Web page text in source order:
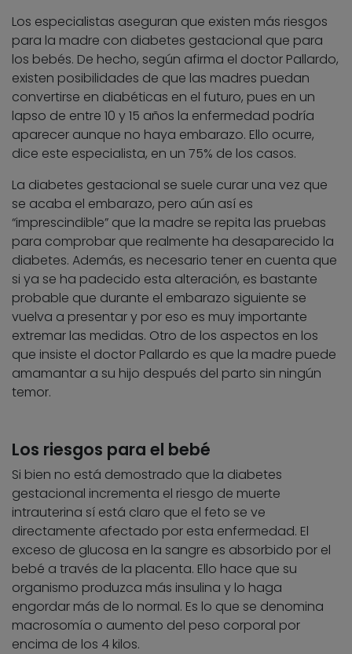
Los especialistas aseguran que existen más riesgos
para la madre con diabetes gestacional que para
los bebés. De hecho, según afirma el doctor Pallardo,
existen posibilidades de que las madres puedan
convertirse en diabéticas en el futuro, pues en un
lapso de entre 10 y 15 años la enfermedad podría
aparecer aunque no haya embarazo. Ello ocurre,
dice este especialista, en un 75% de los casos.
La diabetes gestacional se suele curar una vez que
se acaba el embarazo, pero aún así es
“imprescindible” que la madre se repita las pruebas
para comprobar que realmente ha desaparecido la
diabetes. Además, es necesario tener en cuenta que
si ya se ha padecido esta alteración, es bastante
probable que durante el embarazo siguiente se
vuelva a presentar y por eso es muy importante
extremar las medidas. Otro de los aspectos en los
que insiste el doctor Pallardo es que la madre puede
amamantar a su hijo después del parto sin ningún
temor.
Los riesgos para el bebé
Si bien no está demostrado que la diabetes
gestacional incrementa el riesgo de muerte
intrauterina sí está claro que el feto se ve
directamente afectado por esta enfermedad. El
exceso de glucosa en la sangre es absorbido por el
bebé a través de la placenta. Ello hace que su
organismo produzca más insulina y lo haga
engordar más de lo normal. Es lo que se denomina
macrosomía o aumento del peso corporal por
encima de los 4 kilos.